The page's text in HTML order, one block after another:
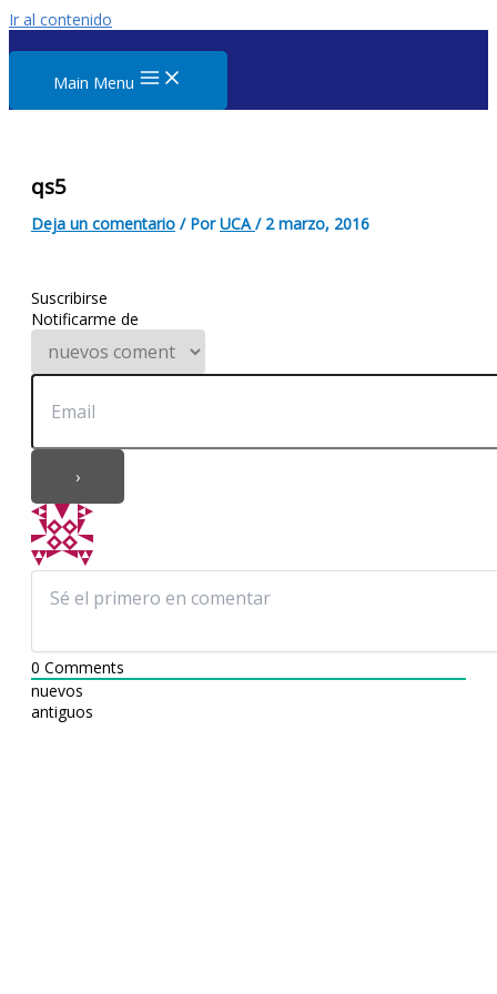
Ir al contenido
Main Menu
qs5
Deja un comentario / PorUCA/ 2 marzo, 2016
Suscribirse
Notificarme de
0 Comments
nuevos
antiguos